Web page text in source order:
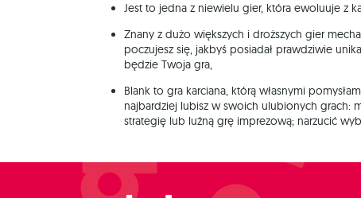
Jest to jedna z niewielu gier, która ewoluuje z
Znany z dużo większych i droższych gier
poczujesz się, jakbyś posiadał prawdziwie
będzie Twoja gra,
Blank to gra karciana, którą własnymi
najbardziej lubisz w swoich ulubionych grach:
strategię lub luźną grę imprezową; narzucić